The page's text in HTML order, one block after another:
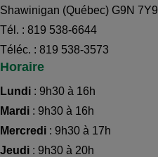
Shawinigan (Québec) G9N 7Y9
Tél. : 819 538-6644
Téléc. : 819 538-3573
Horaire
Lundi : 9h30 à 16h
Mardi : 9h30 à 16h
Mercredi : 9h30 à 17h
Jeudi : 9h30 à 20h